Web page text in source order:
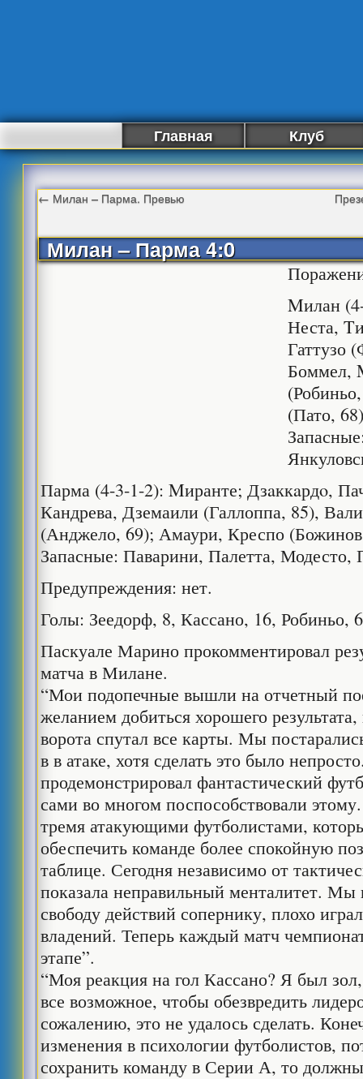
Главная Клуб
← Милан – Парма. Превью
Милан – Парма 4:0
Mилан
Неста,
Гаттузо
Боммел,
(Пато,
Парма (4-3-1-2): Mиранте; Дзaккaрдo,
Кандрева, Дземаили (Галлоппа, 85),
(Анджело, 69); Амаури, Креспо
Запасные: Паварини, Палетта, Модесто,
Предупреждения: нет.
Голы: Зеедорф, 8, Кассано, 16, Робиньо,
Паскуале Марино прокомментировал
матча в Милане.
“Мои подопечные вышли на отчетный
желанием добиться хорошего
ворота спутал все карты. Мы
в в атаке, хотя сделать это было
продемонстрировал фантастический
сами во многом поспособствовали
тремя атакующими футболистами,
обеспечить команде более спокойную
таблице. Сегодня независимо от
показала неправильный менталитет.
свободу действий сопернику, плохо
владений. Теперь каждый матч
этапе”.
“Моя реакция на гол Кассано? Я был
все возможное, чтобы обезвредить
сожалению, это не удалось сделать.
изменения в психологии футболистов,
сохранить команду в Серии А, то